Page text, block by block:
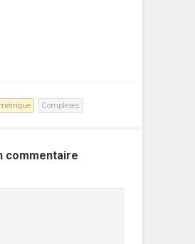
Complexes
commentaire